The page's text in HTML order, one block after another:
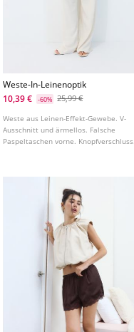
Weste-In-Leinenoptik
10,39 €
-60% 25,99 €
Weste aus Leinen-Effekt-Gewebe. V-
Ausschnitt und ärmellos. Falsche
Paspeltaschen vorne. Knopfverschluss